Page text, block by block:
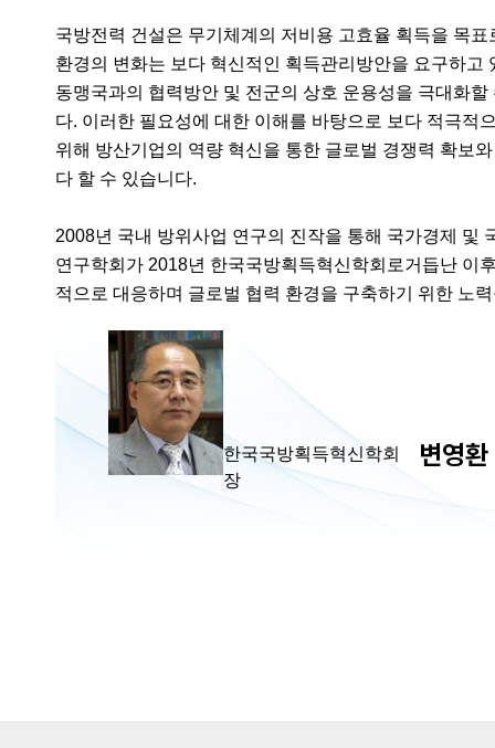
한국국방획득혁신학회
장
변영환
국방전력 건설은 무기체계의 저비용 고효율 획득을 목
환경의 변화는 보다 혁신적인 획득관리방안을 요구하
동맹국과의 협력방안 및 전군의 상호 운용성을 극대화
다. 이러한 필요성에 대한 이해를 바탕으로 보다 적극적
위해 방산기업의 역량 혁신을 통한 글로벌 경쟁력 확보
다 할 수 있습니다.
2008년 국내 방위사업 연구의 진작을 통해 국가경제 및
연구학회가 2018년 한국국방획득혁신학회로거듭난 이
적으로 대응하며 글로벌 협력 환경을 구축하기 위한 노